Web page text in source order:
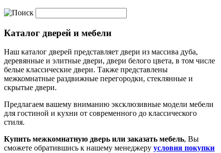
Каталог дверей и мебели
Наш каталог дверей представляет двери из массива дуба,
деревянные и элитные двери, двери белого цвета, в том числе
белые классические двери. Также представлены
межкомнатные раздвижные перегородки, стеклянные и
скрытые двери.
Предлагаем вашему вниманию эксклюзивные модели мебели
для гостиной и кухни от современного до классического
стиля.
Купить межкомнатную дверь или заказать мебель, Вы
сможете обратившись к нашему менеджеру условия покупки